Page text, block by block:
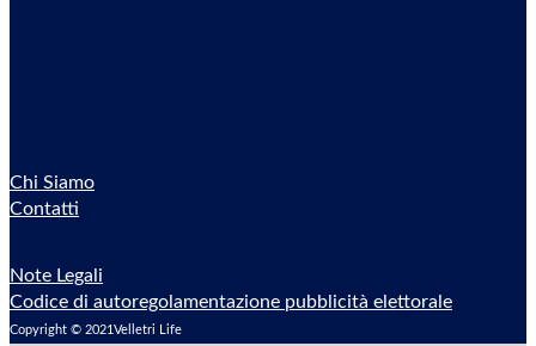
Chi Siamo
Contatti
Note Legali
Codice di autoregolamentazione pubblicità elettorale
Copyright © 2021Velletri Life